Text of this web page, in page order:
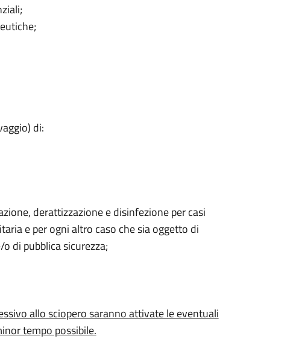
di:
derattizzazione e disinfezione per casi
e per ogni altro caso che sia oggetto di
di pubblica sicurezza;
allo sciopero saranno attivate le eventuali
tempo possibile.